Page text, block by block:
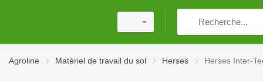
Agroline Matériel de travail du sol Herses Herses Inter-